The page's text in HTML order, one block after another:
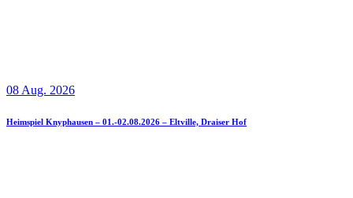
08 Aug. 2026
Heimspiel Knyphausen – 01.-02.08.2026 – Eltville, Draiser Hof